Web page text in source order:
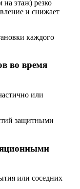
этаж) резко
и снижает
каждого
во время
или
защитными
или соседних